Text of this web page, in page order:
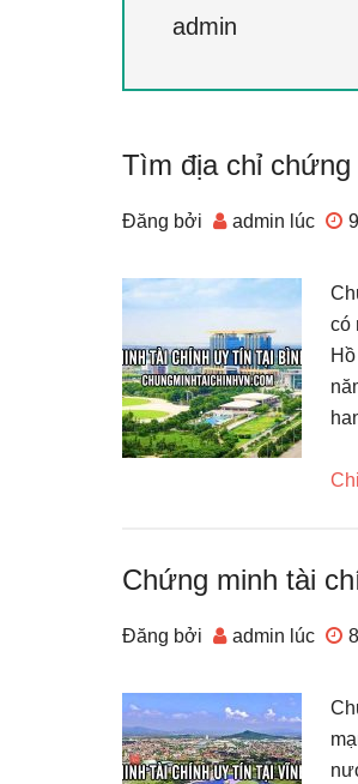
admin
Tìm địa chỉ
Đăng bởi admin lúc
có
Chứng minh tài
Đăng bởi admin lúc